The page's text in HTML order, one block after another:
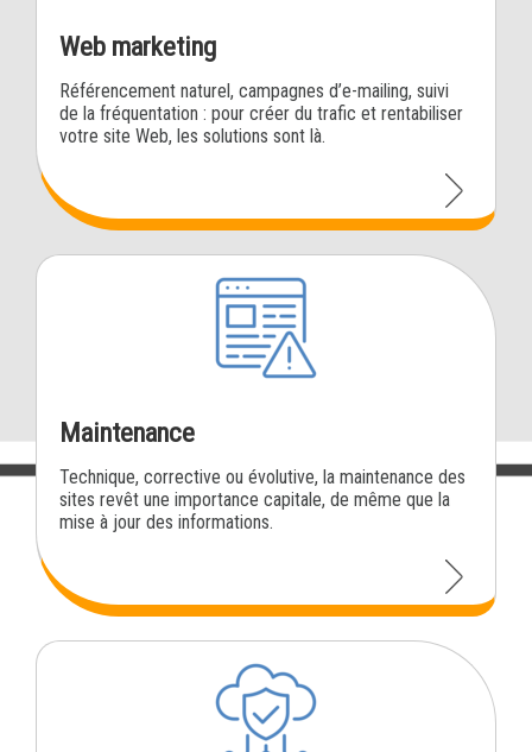
Web marketing
Référencement naturel, campagnes d’e-mailing, suivi
de la fréquentation : pour créer du trafic et rentabiliser
votre site Web, les solutions sont là.
Maintenance
Technique, corrective ou évolutive, la maintenance des
sites revêt une importance capitale, de même que la
mise à jour des informations.